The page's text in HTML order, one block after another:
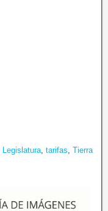
Legislatura, tarifas, Tierra